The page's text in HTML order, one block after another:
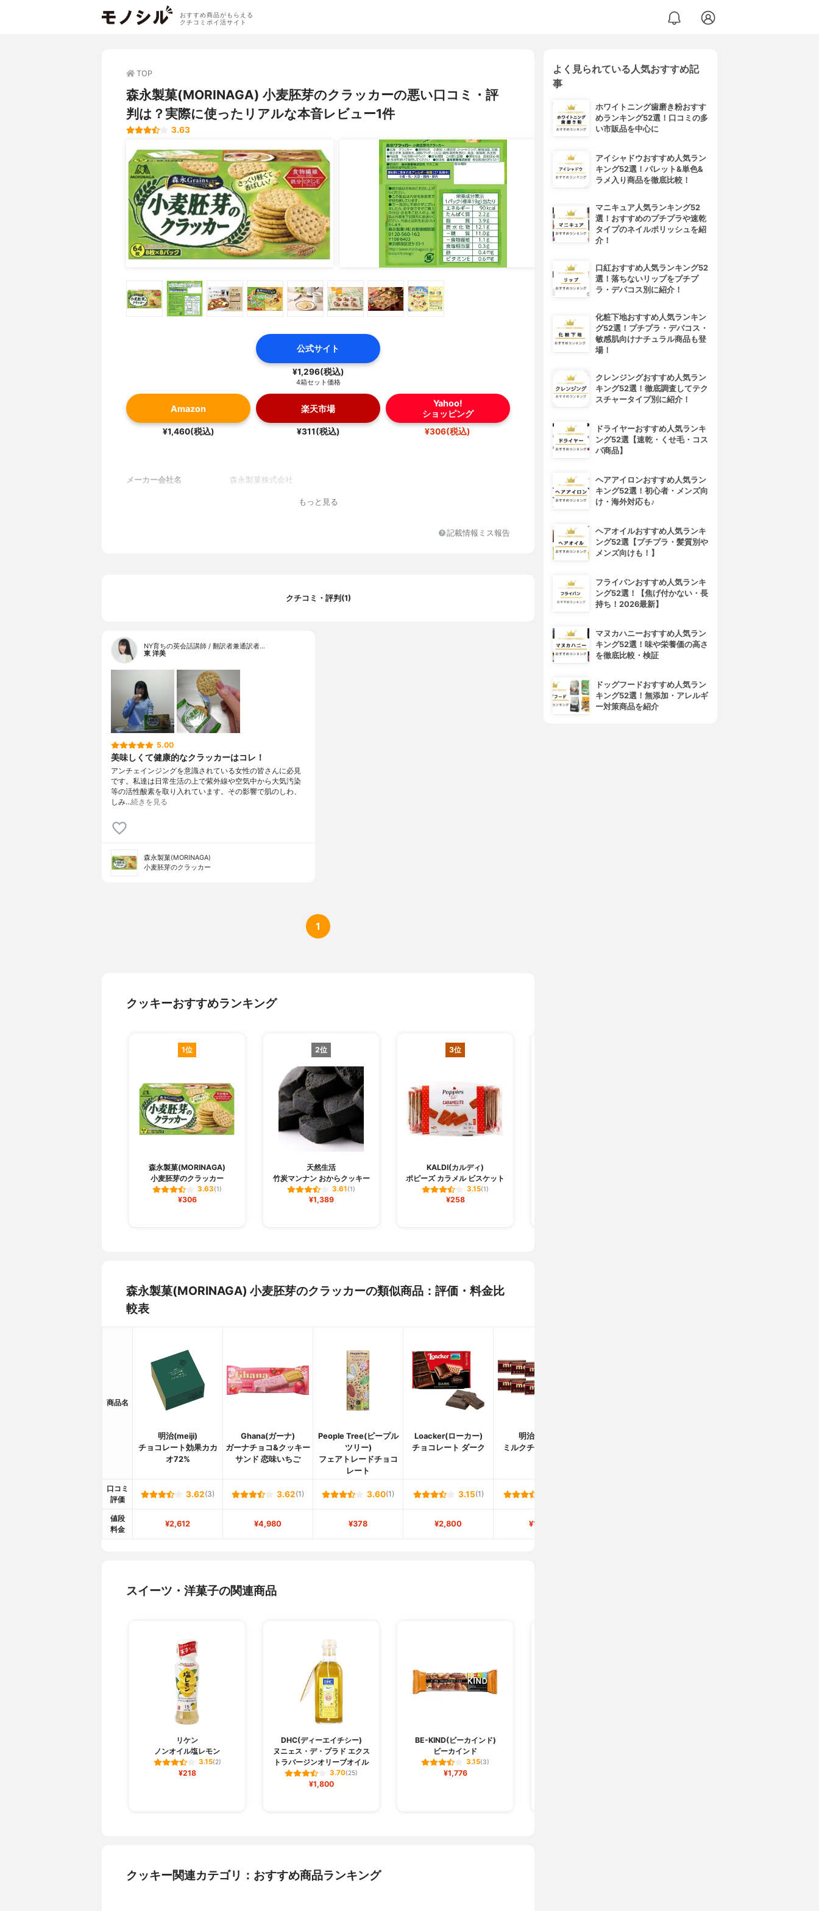
おすすめ商品がもらえる
クチコミポイ活サイト
TOP
森永製菓(MORINAGA) 小麦胚芽のクラッカーの悪い口コミ・評
判は？実際に使ったリアルな本音レビュー1件
3.63
公式サイト
¥1,296(税込)
4箱セット価格
Amazon
¥1,460(税込)
楽天市場
¥311(税込)
Yahoo!
ショッピング
¥306(税込)
メーカー会社名 森永製菓株式会社
もっと見る
記載情報ミス報告
クチコミ・評判(1)
NY育ちの英会話講師 / 翻訳者兼通訳者…
東 洋美
5.00
美味しくて健康的なクラッカーはコレ！
アンチェインジングを意識されている女性の皆さんに必見
です。私達は日常生活の上で紫外線や空気中から大気汚染
等の活性酸素を取り入れています。その影響で肌のしわ、
しみ…続きを見る
森永製菓(MORINAGA)
小麦胚芽のクラッカー
1
クッキーおすすめランキング
1位
森永製菓(MORINAGA)
小麦胚芽のクラッカー
3.63(1)
¥306
2位
天然生活
竹炭マンナン おからクッキー
3.61(1)
¥1,389
3位
KALDI(カルディ)
ポピーズ カラメル ビスケット
3.15(1)
¥258
森永製菓(MORINAGA) 小麦胚芽のクラッカーの類似商品：評価・料金比
較表
商品名
明治(meiji)
チョコレート効果カカ
オ72%
Ghana(ガーナ)
ガーナチョコ&クッキー
サンド 恋味いちご
People Tree(ピープル
ツリー)
フェアトレードチョコ
レート
Loacker(ローカー)
チョコレート ダーク
明治(meiji)
ミルクチョコレート
口コミ
評価
3.62(3) 3.62(1) 3.60(1) 3.15(1)
値段
料金
¥2,612 ¥4,980 ¥378 ¥2,800 ¥104
スイーツ・洋菓子の関連商品
リケン
ノンオイル塩レモン
3.15(2)
¥218
DHC(ディーエイチシー)
ヌニェス・デ・プラド エクス
トラバージンオリーブオイル
3.70(25)
¥1,800
BE-KIND(ビーカインド)
ビーカインド
3.15(3)
¥1,776
クッキー関連カテゴリ：おすすめ商品ランキング
よく見られている人気おすすめ記
事
ホワイトニング歯磨き粉おすす
めランキング52選！口コミの多
い市販品を中心に
アイシャドウおすすめ人気ラン
キング52選！パレット&単色&
ラメ入り商品を徹底比較！
マニキュア人気ランキング52
選！おすすめのプチプラや速乾
タイプのネイルポリッシュを紹
介！
口紅おすすめ人気ランキング52
選！落ちないリップをプチプ
ラ・デパコス別に紹介！
化粧下地おすすめ人気ランキン
グ52選！プチプラ・デパコス・
敏感肌向けナチュラル商品も登
場！
クレンジングおすすめ人気ラン
キング52選！徹底調査してテク
スチャータイプ別に紹介！
ドライヤーおすすめ人気ランキ
ング52選【速乾・くせ毛・コス
パ商品】
ヘアアイロンおすすめ人気ラン
キング52選！初心者・メンズ向
け・海外対応も♪
ヘアオイルおすすめ人気ランキ
ング52選【プチプラ・髪質別や
メンズ向けも！】
フライパンおすすめ人気ランキ
ング52選！【焦げ付かない・長
持ち！2026最新】
マヌカハニーおすすめ人気ラン
キング52選！味や栄養価の高さ
を徹底比較・検証
ドッグフードおすすめ人気ラン
キング52選！無添加・アレルギ
ー対策商品を紹介